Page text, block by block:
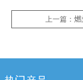
上一篇：